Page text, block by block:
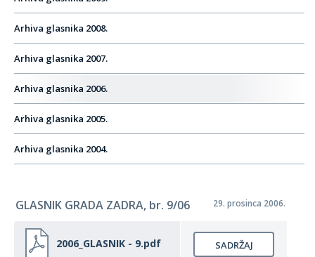
Arhiva glasnika 2008.
Arhiva glasnika 2007.
Arhiva glasnika 2006.
Arhiva glasnika 2005.
Arhiva glasnika 2004.
GLASNIK GRADA ZADRA, br. 9/06 29. prosinca 2006.
2006_GLASNIK - 9.pdf SADRŽAJ